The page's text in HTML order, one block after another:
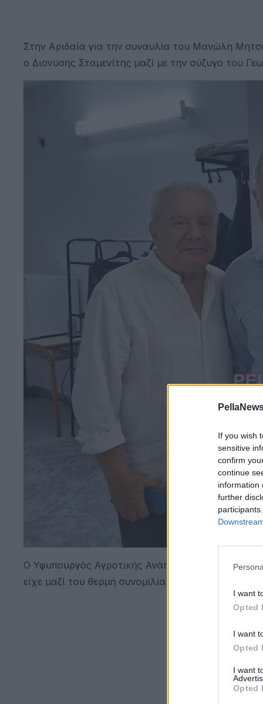
If you wish
sensitive
confirm
continue
information
further
I want
Opted
I want
Opted
I want
Opted
Στην Αριδαία για την συναυλία του Μανώλη
ο Διονύσης Σταμενίτης μαζί με την σύζυγο του
Ο Υφυπουργός Αγροτικής Ανάπτυξης διατηρεί
είχε μαζί του θερμή συνομιλία